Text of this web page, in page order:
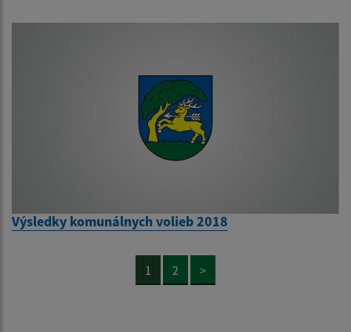
Výsledky komunálnych volieb 2018
1 2 >